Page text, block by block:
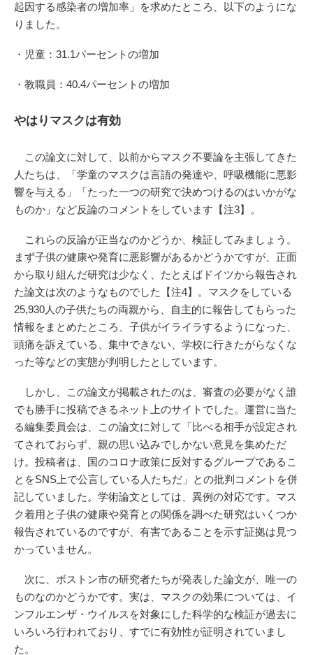
起因する感染者の増加率」を求めたところ、以下のようにな
りました。
・児童：31.1パーセントの増加
・教職員：40.4パーセントの増加
やはりマスクは有効
この論文に対して、以前からマスク不要論を主張してきた
人たちは、「学童のマスクは言語の発達や、呼吸機能に悪影
響を与える」「たった一つの研究で決めつけるのはいかがな
ものか」など反論のコメントをしています【注3】。
これらの反論が正当なのかどうか、検証してみましょう。
まず子供の健康や発育に悪影響があるかどうかですが、正面
から取り組んだ研究は少なく、たとえばドイツから報告され
た論文は次のようなものでした【注4】。マスクをしている
25,930人の子供たちの両親から、自主的に報告してもらった
情報をまとめたところ、子供がイライラするようになった、
頭痛を訴えている、集中できない、学校に行きたがらなくな
った等などの実態が判明したとしています。
しかし、この論文が掲載されたのは、審査の必要がなく誰
でも勝手に投稿できるネット上のサイトでした。運営に当た
る編集委員会は、この論文に対して「比べる相手が設定され
てされておらず、親の思い込みでしかない意見を集めただ
け。投稿者は、国のコロナ政策に反対するグループであるこ
とをSNS上で公言している人たちだ」との批判コメントを併
記していました。学術論文としては、異例の対応です。マス
ク着用と子供の健康や発育との関係を調べた研究はいくつか
報告されているのですが、有害であることを示す証拠は見つ
かっていません。
次に、ボストン市の研究者たちが発表した論文が、唯一の
ものなのかどうかです。実は、マスクの効果については、イ
ンフルエンザ・ウイルスを対象にした科学的な検証が過去に
いろいろ行われており、すでに有効性が証明されていまし
た。